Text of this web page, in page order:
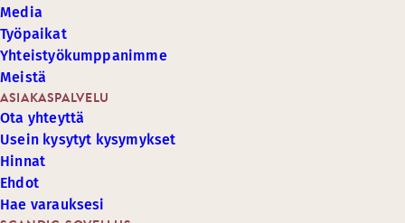
ASIAKASPALVELU
Ota yhteyttä
Usein kysytyt kysymykset
Hinnat
Ehdot
Hae varauksesi
Media
Työpaikat
Yhteistyökumppanimme
Meistä